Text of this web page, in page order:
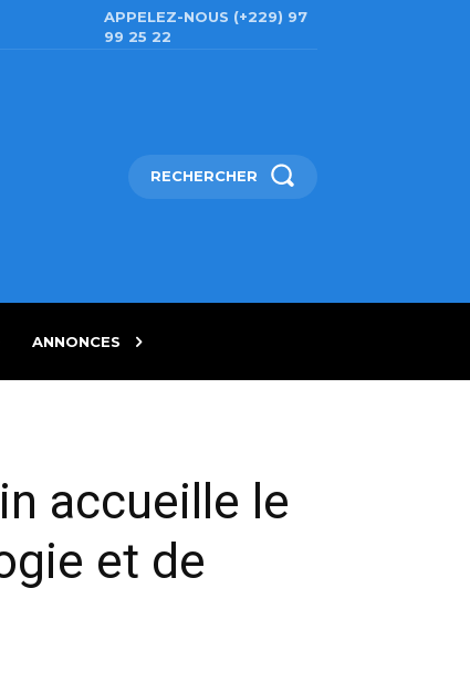
APPELEZ-NOUS (+229) 97
99 25 22
RECHERCHER
ANNONCES
accueille le
et de